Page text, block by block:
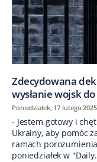
Zdecydowana
wysłanie wojsk
Poniedziałek, 17 lutego
- Jestem gotowy i
Ukrainy, aby pomóc
ramach
poniedziałek w